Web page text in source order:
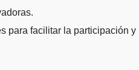
para facilitar la participación y